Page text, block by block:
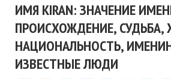
ИМЯ KIRAN: ЗНАЧЕНИЕ
ПРОИСХОЖДЕНИЕ, СУДЬБА,
НАЦИОНАЛЬНОСТЬ,
ИЗВЕСТНЫЕ ЛЮДИ